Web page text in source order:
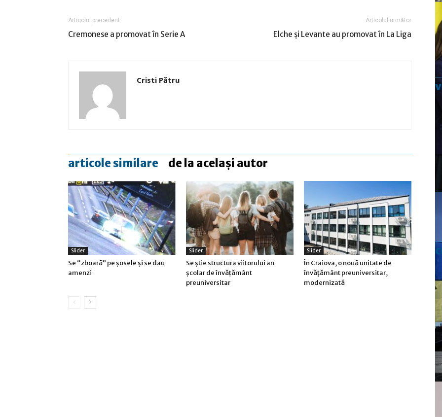
Articolul precedent
Cremonese a promovat în Serie A
Articolul următor
Elche şi Levante au promovat în La Liga
Cristi Pătru
articole similare de la același autor
Slider
Se “zboară” pe șosele și se dau
amenzi
Slider
Se știe structura viitorului an
școlar de învățământ
preuniversitar
Slider
În Craiova, o nouă unitate de
învățământ preuniversitar,
modernizată